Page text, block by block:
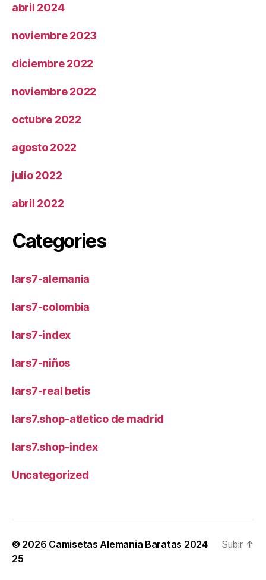
abril 2024
noviembre 2023
diciembre 2022
noviembre 2022
octubre 2022
agosto 2022
julio 2022
abril 2022
Categories
lars7-alemania
lars7-colombia
lars7-index
lars7-niños
lars7-real betis
lars7.shop-atletico de madrid
lars7.shop-index
Uncategorized
© 2026 Camisetas Alemania Baratas 2024
25
Subir ↑